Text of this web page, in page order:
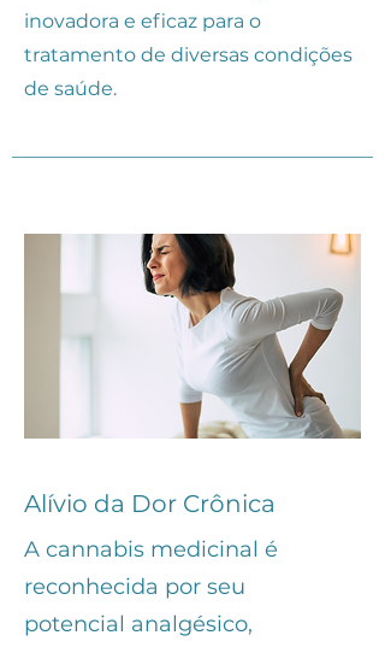
inovadora e eficaz para o
tratamento de diversas condições
de saúde.
Alívio da Dor Crônica
A cannabis medicinal é
reconhecida por seu
potencial analgésico,